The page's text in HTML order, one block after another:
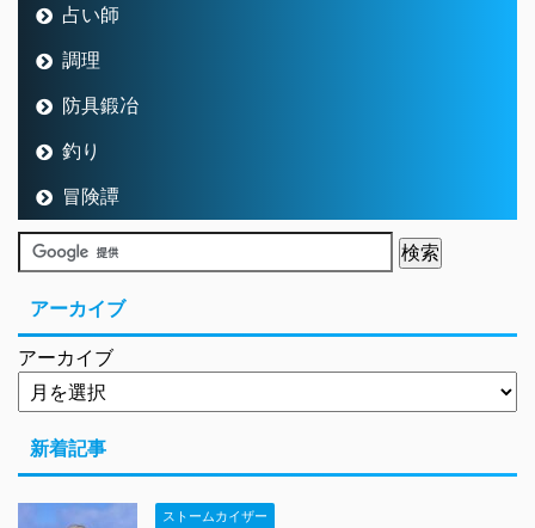
占い師
調理
防具鍛冶
釣り
冒険譚
アーカイブ
アーカイブ
新着記事
ストームカイザー